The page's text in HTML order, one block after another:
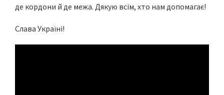
де кордони й де межа. Дякую всім, хто нам допомагає!
Слава Україні!